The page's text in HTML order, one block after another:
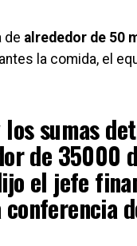
de alrededor de 50
la comida, el
sumas
de 35000
el jefe
conferencia